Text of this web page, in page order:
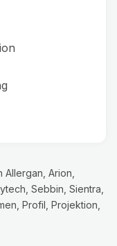
Arion,
Sebbin, Sientra,
Profil, Projektion,